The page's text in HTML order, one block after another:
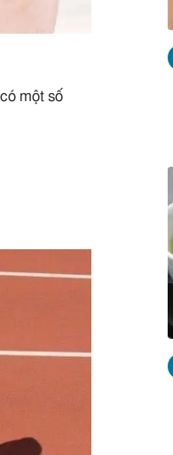
một số